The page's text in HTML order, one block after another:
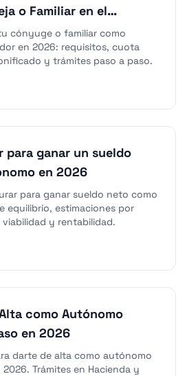
o Familiar en el
cónyuge o familiar como
en 2026: requisitos, cuota
y trámites paso a paso.
ganar un sueldo
en 2026
para ganar sueldo neto como
equilibrio, estimaciones por
y rentabilidad.
como Autónomo
en 2026
darte de alta como autónomo
Trámites en Hacienda y